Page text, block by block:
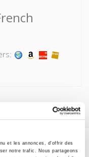
et les annonces, d'offrir des
notre trafic. Nous partageons